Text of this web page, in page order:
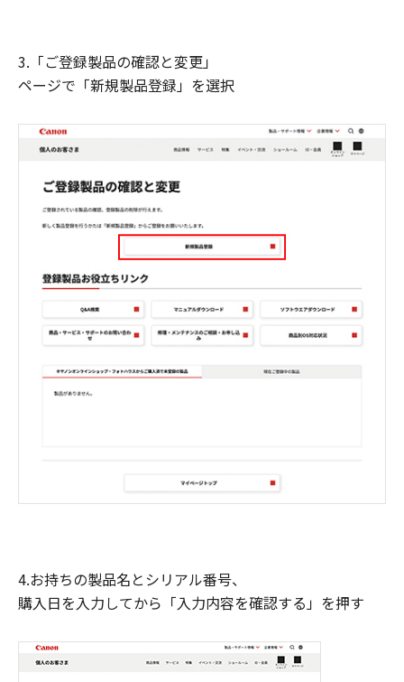
3.「ご登録製品の確認と変更」
ページで「新規製品登録」を選択
4.お持ちの製品名とシリアル番号、
購入日を入力してから「入力内容を確認する」を押す